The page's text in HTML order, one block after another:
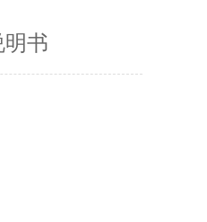
明书